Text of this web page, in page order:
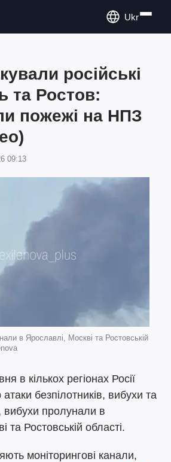
Ukr
російські
та Ростов:
пожежі на НПЗ
09:13
в Ярославлі, Москві та Ростовській
в кількох регіонах Росії
безпілотників, вибухи та
вибухи пролунали в
та Ростовській області.
моніторингові канали,